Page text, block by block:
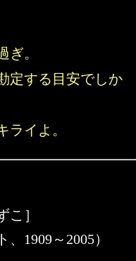
ぎ。
定する目安でしか
ライよ。
こ］
1909～2005）